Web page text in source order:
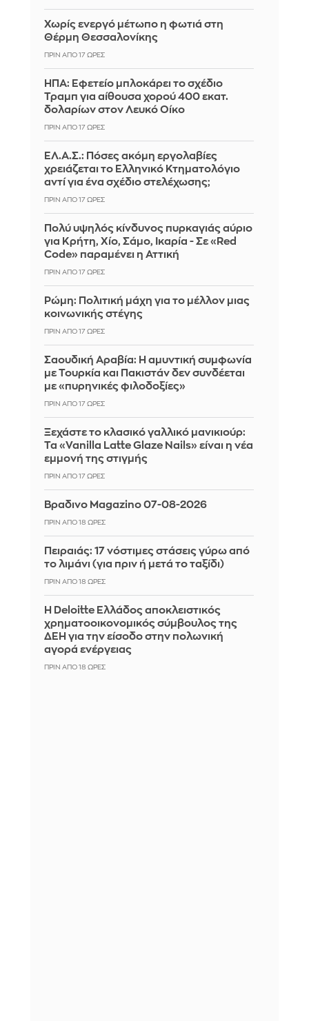
Χωρίς ενεργό μέτωπο η φωτιά στη
Θέρμη Θεσσαλονίκης
ΠΡΙΝ ΑΠΌ 17 ΏΡΕΣ
ΗΠΑ: Εφετείο μπλοκάρει το σχέδιο
Τραμπ για αίθουσα χορού 400 εκατ.
δολαρίων στον Λευκό Οίκο
ΠΡΙΝ ΑΠΌ 17 ΏΡΕΣ
ΕΛ.Α.Σ.: Πόσες ακόμη εργολαβίες
χρειάζεται το Ελληνικό Κτηματολόγιο
αντί για ένα σχέδιο στελέχωσης;
ΠΡΙΝ ΑΠΌ 17 ΏΡΕΣ
Πολύ υψηλός κίνδυνος πυρκαγιάς αύριο
για Κρήτη, Χίο, Σάμο, Ικαρία - Σε «Red
Code» παραμένει η Αττική
ΠΡΙΝ ΑΠΌ 17 ΏΡΕΣ
Ρώμη: Πολιτική μάχη για το μέλλον μιας
κοινωνικής στέγης
ΠΡΙΝ ΑΠΌ 17 ΏΡΕΣ
Σαουδική Αραβία: Η αμυντική συμφωνία
με Τουρκία και Πακιστάν δεν συνδέεται
με «πυρηνικές φιλοδοξίες»
ΠΡΙΝ ΑΠΌ 17 ΏΡΕΣ
Ξεχάστε το κλασικό γαλλικό μανικιούρ:
Τα «Vanilla Latte Glaze Nails» είναι η νέα
εμμονή της στιγμής
ΠΡΙΝ ΑΠΌ 17 ΏΡΕΣ
Βραδινο Magazino 07-08-2026
ΠΡΙΝ ΑΠΌ 18 ΏΡΕΣ
Πειραιάς: 17 νόστιμες στάσεις γύρω από
το λιμάνι (για πριν ή μετά το ταξίδι)
ΠΡΙΝ ΑΠΌ 18 ΏΡΕΣ
Η Deloitte Ελλάδος αποκλειστικός
χρηματοοικονομικός σύμβουλος της
ΔΕΗ για την είσοδο στην πολωνική
αγορά ενέργειας
ΠΡΙΝ ΑΠΌ 18 ΏΡΕΣ